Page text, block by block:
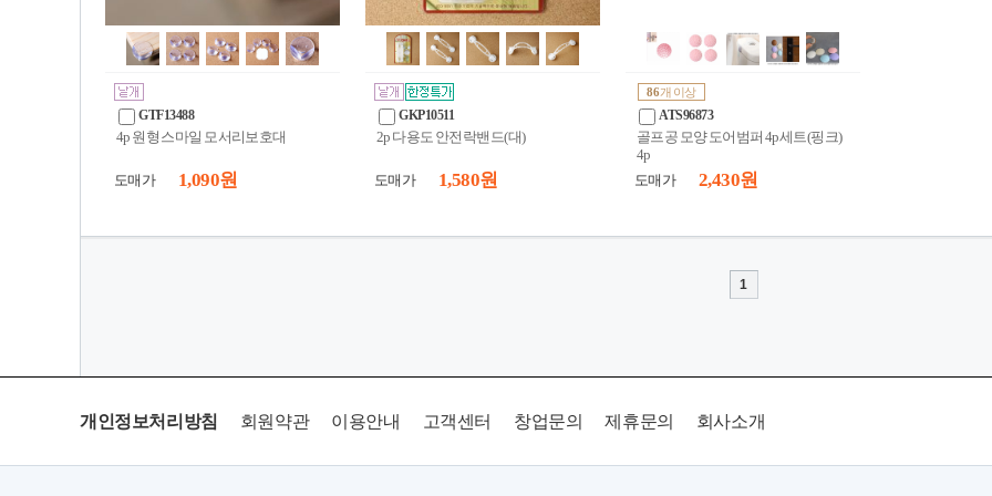
GTF13488
4p 원형 스마일 모서리보호대
도매가 1,090 원
GKP10511
2p 다용도 안전락밴드(대)
도매가 1,580 원
86개 이상
ATS96873
골프공 모양 도어범퍼 4p세트(핑크)
4p
도매가
2,430 원
1
개인정보처리방침 회원약관 이용안내 고객센터 창업문의 제휴문의 회사소개